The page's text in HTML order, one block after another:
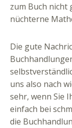
zum Buch nicht
nüchterne
Die gute
uns also nach
sehr, wenn Sie
einfach bei
die